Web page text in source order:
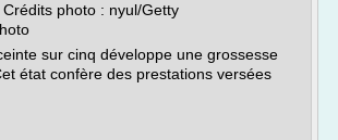
photo : nyul/Getty
sur cinq développe une grossesse
état confère des prestations versées